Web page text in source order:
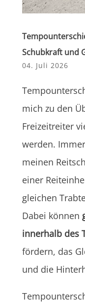
Schubkraft und
04. Juli 2026
mich zu den
Freizeitreiter
werden.
meinen
einer
gleichen
Dabei können
innerhalb des
fördern, das
und die